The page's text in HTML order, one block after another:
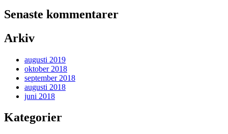
Senaste kommentarer
Arkiv
augusti 2019
oktober 2018
september 2018
augusti 2018
juni 2018
Kategorier